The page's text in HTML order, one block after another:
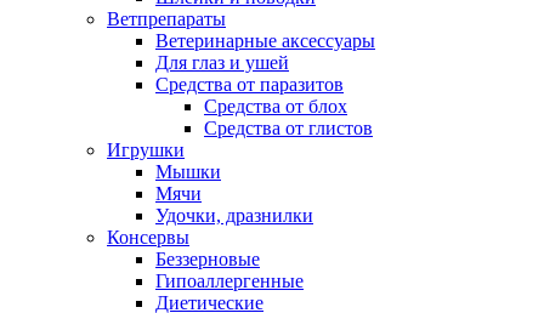
Ветпрепараты
Ветеринарные аксессуары
Для глаз и ушей
Средства от паразитов
Средства от блох
Средства от глистов
Игрушки
Мышки
Мячи
Удочки, дразнилки
Консервы
Беззерновые
Гипоаллергенные
Диетические